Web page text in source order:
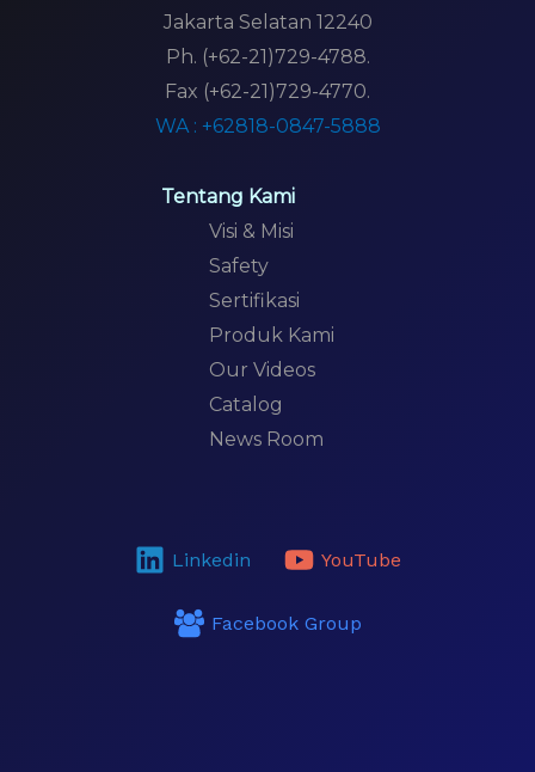
Jakarta Selatan 12240
Ph. (+62-21)729-4788.
Fax (+62-21)729-4770.
WA : +62818-0847-5888
Tentang Kami
Visi & Misi
Safety
Sertifikasi
Produk Kami
Our Videos
Catalog
News Room
Linkedin YouTube
Facebook Group